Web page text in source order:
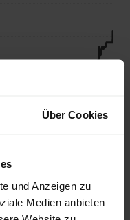
Über Cookies
und Anzeigen zu
Medien anbieten
Mai
2026